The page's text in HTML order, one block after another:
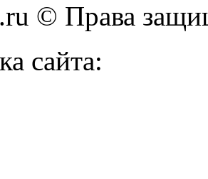
© Права
сайта: